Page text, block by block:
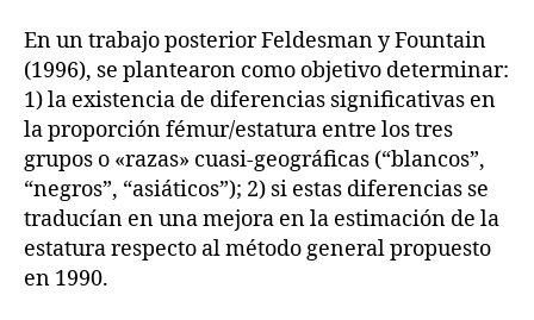
En un trabajo posterior Feldesman y Fountain
(1996), se plantearon como objetivo determinar:
1) la existencia de diferencias significativas en
la proporción fémur/estatura entre los tres
grupos o «razas» cuasi-geográficas (“blancos”,
“negros”, “asiáticos”); 2) si estas diferencias se
traducían en una mejora en la estimación de la
estatura respecto al método general propuesto
en 1990.